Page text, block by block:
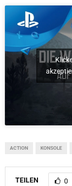
ACTION KONSOLE
TEILEN 0